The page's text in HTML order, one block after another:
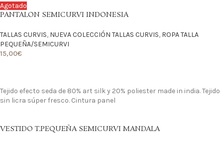
Agotado
PANTALON SEMICURVI INDONESIA
TALLAS CURVIS, NUEVA COLECCIÓN TALLAS CURVIS, ROPA TALLA
PEQUEÑA/SEMICURVI
15,00€
Tejido efecto seda de 80% art silk y 20% poliester made in india. Tejido
sin licra súper fresco. Cintura panel
VESTIDO T.PEQUEÑA SEMICURVI MANDALA